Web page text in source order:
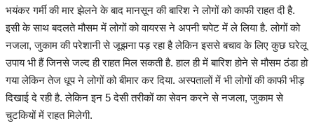
Language
English hindi
भयंकर गर्मी की मार झेलने के बाद मानसून की बारिश ने लोगों को काफी राहत दी है.
इसी के साथ बदलते मौसम में लोगों को वायरस ने अपनी चपेट में ले लिया है. लोगों को
नजला, जुकाम की परेशानी से जूझना पड़ रहा है लेकिन इससे बचाव के लिए कुछ घरेलू
उपाय भी हैं जिनसे जल्द ही राहत मिल सकती है. हाल ही में बारिश होने से मौसम ठंडा हो
गया लेकिन तेज धूप ने लोगों को बीमार कर दिया. अस्पतालों में भी लोगों की काफी भीड़
दिखाई दे रही है. लेकिन इन 5 देसी तरीकों का सेवन करने से नजला, जुकाम से
चुटकियों में राहत मिलेगी.